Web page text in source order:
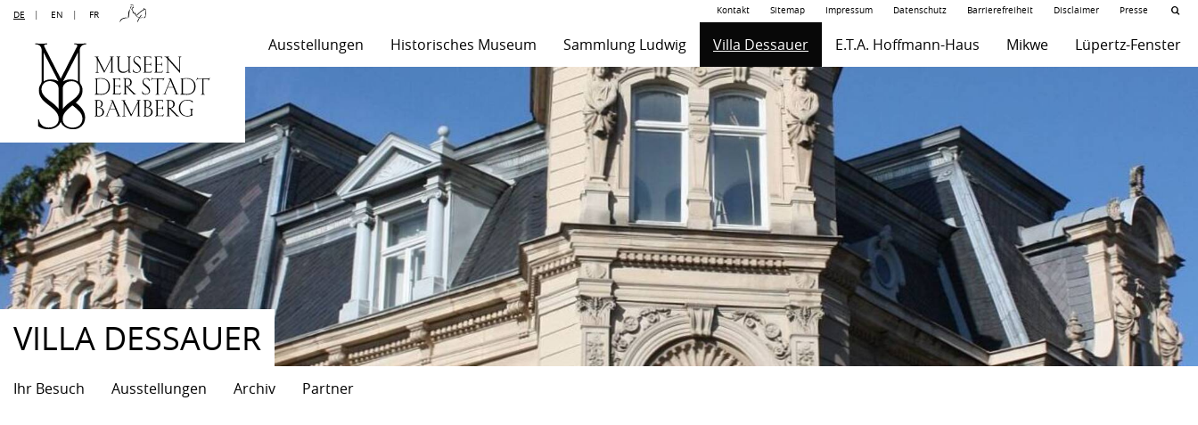
DE EN FR Kontakt Sitemap Impressum Datenschutz Barrierefreiheit Disclaimer Presse
Ausstellungen Historisches Museum Sammlung Ludwig Villa Dessauer E.T.A. Hoffmann-Haus Mikwe Lüpertz-Fenster
VILLA DESSAUER
Ihr Besuch Ausstellungen Archiv Partner